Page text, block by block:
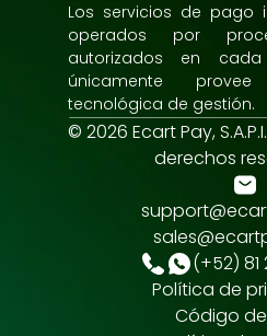
Los servicios de pago
operados por
autorizados en
únicamente
tecnológica de gestión.
© 2026 Ecart Pay,
derechos
(+52) 81
Política de
Código